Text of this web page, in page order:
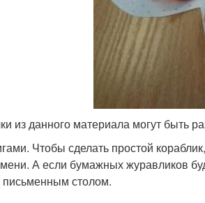
из данного материала могут быть
Чтобы сделать простой
А если бумажных журавликов
письменным столом.